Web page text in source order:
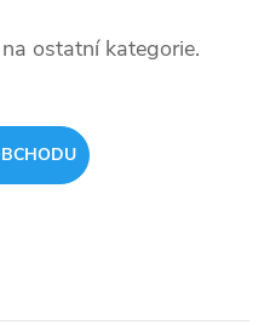
ostatní kategorie.